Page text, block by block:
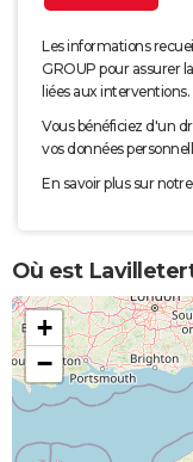
Les informations
GROUP pour assurer
liées aux interventions.
Vous bénéficiez d'un
vos données
En savoir plus sur notre
Où est
+
−